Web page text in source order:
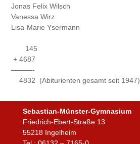
Jonas Felix Wilsch
Vanessa Wirz
Lisa-Marie Ysermann
145
+ 4687
———-
4832 (Abiturienten gesamt seit 1947)
Sebastian-Münster-Gymnasium
Friedrich-Ebert-Straße 13
55218 Ingelheim